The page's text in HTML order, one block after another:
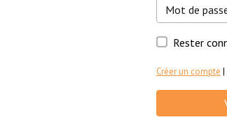
Rester
Créer un compte |